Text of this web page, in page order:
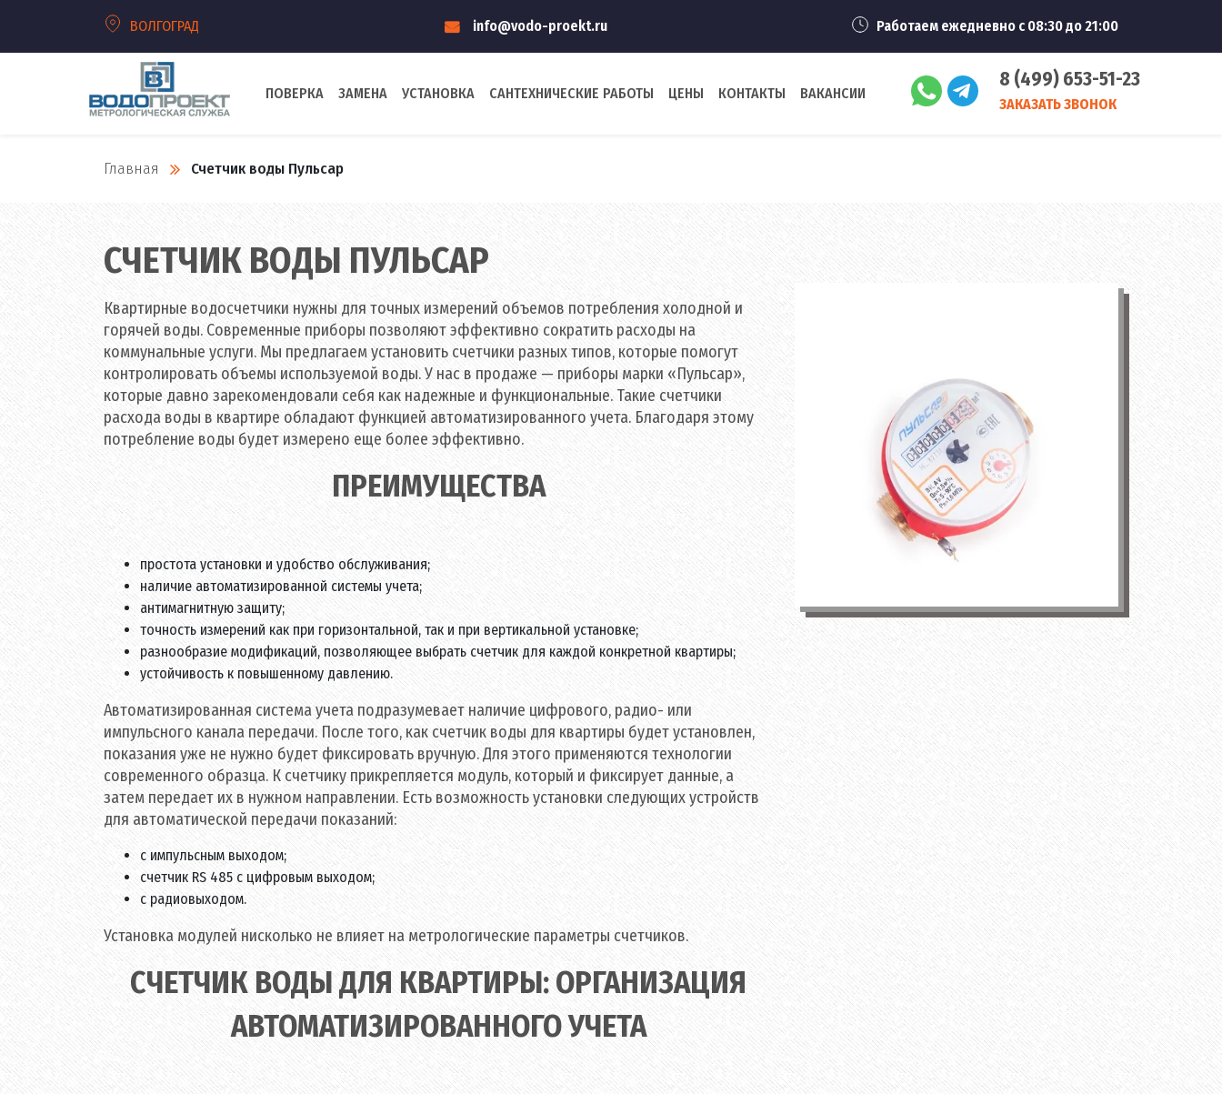
ВОЛГОГРАД info@vodo-proekt.ru Работаем ежедневно с 08:30 до 21:00
ПОВЕРКА ЗАМЕНА УСТАНОВКА САНТЕХНИЧЕСКИЕ РАБОТЫ ЦЕНЫ КОНТАКТЫ ВАКАНСИИ
8 (499) 653-51-23
ЗАКАЗАТЬ ЗВОНОК
Главная Счетчик воды Пульсар
СЧЕТЧИК ВОДЫ ПУЛЬСАР
Квартирные водосчетчики нужны для точных измерений объемов потребления холодной и
горячей воды. Современные приборы позволяют эффективно сократить расходы на
коммунальные услуги. Мы предлагаем установить счетчики разных типов, которые помогут
контролировать объемы используемой воды. У нас в продаже — приборы марки «Пульсар»,
которые давно зарекомендовали себя как надежные и функциональные. Такие счетчики
расхода воды в квартире обладают функцией автоматизированного учета. Благодаря этому
потребление воды будет измерено еще более эффективно.
ПРЕИМУЩЕСТВА
простота установки и удобство обслуживания;
наличие автоматизированной системы учета;
антимагнитную защиту;
точность измерений как при горизонтальной, так и при вертикальной установке;
разнообразие модификаций, позволяющее выбрать счетчик для каждой конкретной квартиры;
устойчивость к повышенному давлению.
Автоматизированная система учета подразумевает наличие цифрового, радио- или
импульсного канала передачи. После того, как счетчик воды для квартиры будет установлен,
показания уже не нужно будет фиксировать вручную. Для этого применяются технологии
современного образца. К счетчику прикрепляется модуль, который и фиксирует данные, а
затем передает их в нужном направлении. Есть возможность установки следующих устройств
для автоматической передачи показаний:
с импульсным выходом;
счетчик RS 485 с цифровым выходом;
с радиовыходом.
Установка модулей нисколько не влияет на метрологические параметры счетчиков.
СЧЕТЧИК ВОДЫ ДЛЯ КВАРТИРЫ: ОРГАНИЗАЦИЯ
АВТОМАТИЗИРОВАННОГО УЧЕТА